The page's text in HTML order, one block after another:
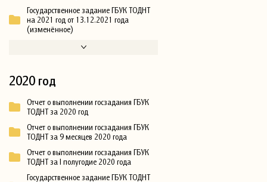
Государственное задание ГБУК ТОДНТ
на 2021 год от 13.12.2021 года
(изменённое)
2020 год
Отчет о выполнении госзадания ГБУК
ТОДНТ за 2020 год
Отчет о выполнении госзадания ГБУК
ТОДНТ за 9 месяцев 2020 года
Отчет о выполнении госзадания ГБУК
ТОДНТ за I полугодие 2020 года
Государственное задание ГБУК ТОДНТ